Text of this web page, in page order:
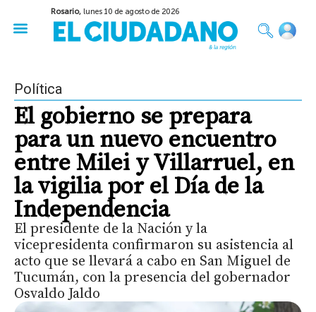
Rosario,lunes 10 de agosto de 2026
Política
El gobierno se prepara
para un nuevo encuentro
entre Milei y Villarruel, en
la vigilia por el Día de la
Independencia
El presidente de la Nación y la
vicepresidenta confirmaron su asistencia al
acto que se llevará a cabo en San Miguel de
Tucumán, con la presencia del gobernador
Osvaldo Jaldo